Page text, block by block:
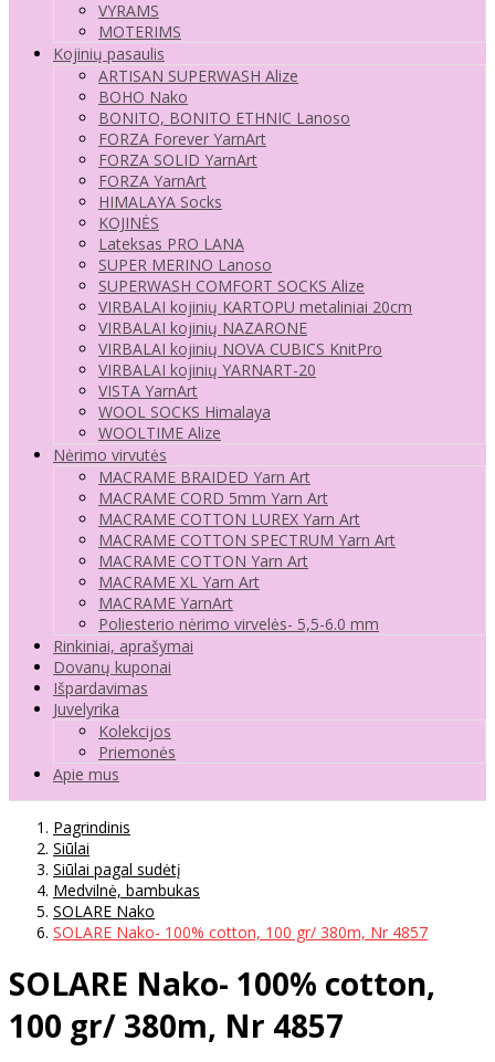
VYRAMS
MOTERIMS
Kojinių pasaulis
ARTISAN SUPERWASH Alize
BOHO Nako
BONITO, BONITO ETHNIC Lanoso
FORZA Forever YarnArt
FORZA SOLID YarnArt
FORZA YarnArt
HIMALAYA Socks
KOJINĖS
Lateksas PRO LANA
SUPER MERINO Lanoso
SUPERWASH COMFORT SOCKS Alize
VIRBALAI kojinių KARTOPU metaliniai 20cm
VIRBALAI kojinių NAZARONE
VIRBALAI kojinių NOVA CUBICS KnitPro
VIRBALAI kojinių YARNART-20
VISTA YarnArt
WOOL SOCKS Himalaya
WOOLTIME Alize
Nėrimo virvutės
MACRAME BRAIDED Yarn Art
MACRAME CORD 5mm Yarn Art
MACRAME COTTON LUREX Yarn Art
MACRAME COTTON SPECTRUM Yarn Art
MACRAME COTTON Yarn Art
MACRAME XL Yarn Art
MACRAME YarnArt
Poliesterio nėrimo virvelės- 5,5-6.0 mm
Rinkiniai, aprašymai
Dovanų kuponai
Išpardavimas
Juvelyrika
Kolekcijos
Priemonės
Apie mus
Pagrindinis
Siūlai
Siūlai pagal sudėtį
Medvilnė, bambukas
SOLARE Nako
SOLARE Nako- 100% cotton, 100 gr/ 380m, Nr 4857
SOLARE Nako- 100% cotton,
100 gr/ 380m, Nr 4857